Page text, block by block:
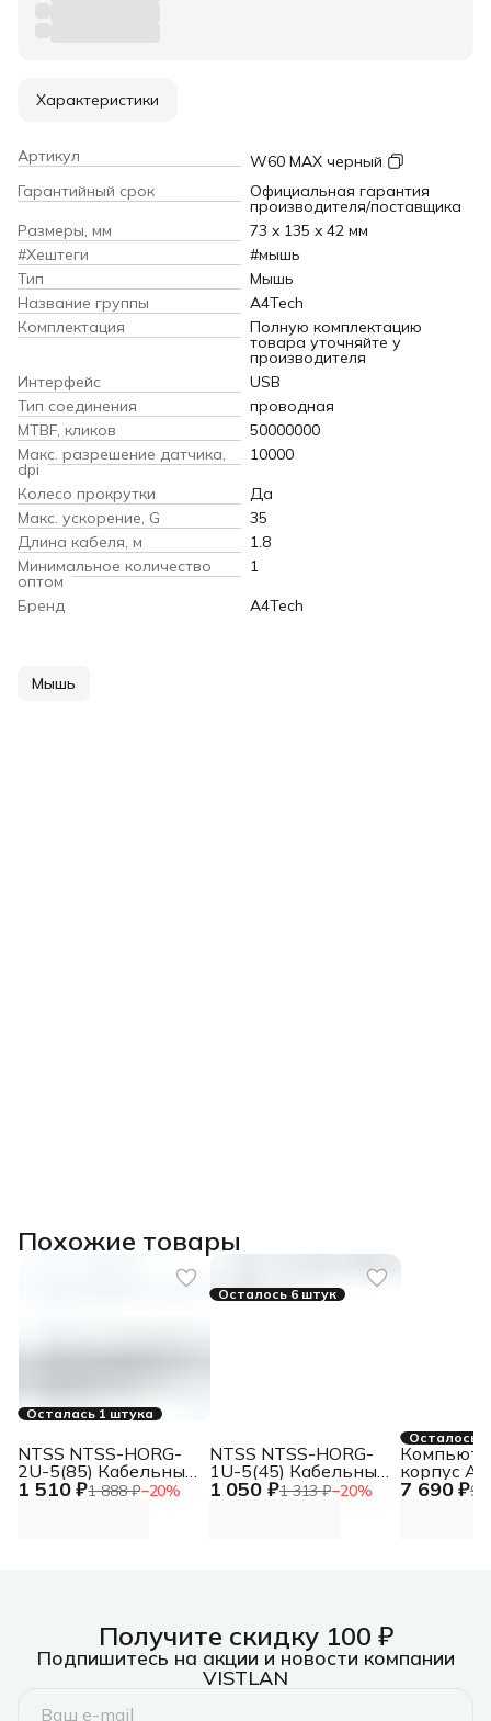
Характеристики
Артикул
W60 MAX черный
Гарантийный срок
Официальная гарантия
производителя/поставщика
Размеры, мм
73 x 135 x 42 мм
#Хештеги
#мышь
Тип
Мышь
Название группы
A4Tech
Комплектация
Полную комплектацию
товара уточняйте у
производителя
Интерфейс
USB
Тип соединения
проводная
MTBF, кликов
50000000
Макс. разрешение датчика,
dpi
10000
Колесо прокрутки
Да
Макс. ускорение, G
35
Длина кабеля, м
1.8
Минимальное количество
оптом
1
Бренд
A4Tech
Мышь
Похожие товары
Осталась 1 штука
1 510 ₽1 888 ₽−20%
NTSS NTSS-HORG-
2U-5(85) Кабельный
органайзер
Осталось 6 штук
1 050 ₽1 313 ₽−20%
NTSS NTSS-HORG-
1U-5(45) Кабельный
органайзер
Осталось
7 690 ₽9
корпус
PRO
Получите скидку 100 ₽
Подпишитесь на акции и новости компании
VISTLAN